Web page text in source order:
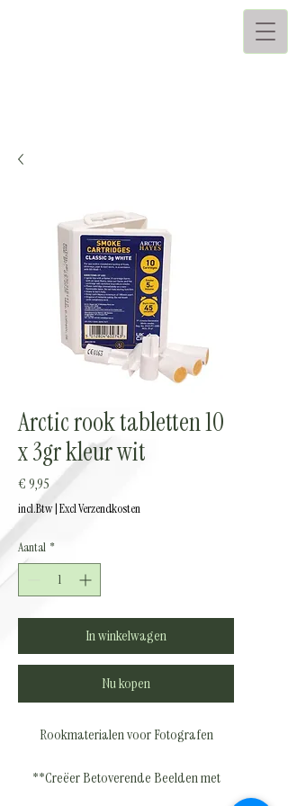
Arctic rook tabletten 10
x 3gr kleur wit
€ 9,95 Prijs
incl.Btw|Excl Verzendkosten
Aantal *
In winkelwagen
Nu kopen
Rookmaterialen voor Fotografen
**Creëer Betoverende Beelden met